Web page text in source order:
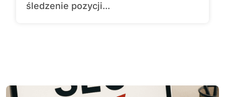
śledzenie pozycji...